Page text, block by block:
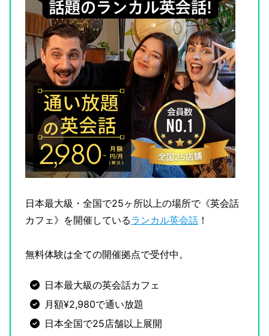
日本最大級・全国で25ヶ所以上の場所で《英会話
カフェ》を開催しているランカル英会話 ！
無料体験は全ての開催拠点で受付中。
日本最大級の英会話カフェ
月額¥2,980で通い放題
日本全国で25店舗以上展開